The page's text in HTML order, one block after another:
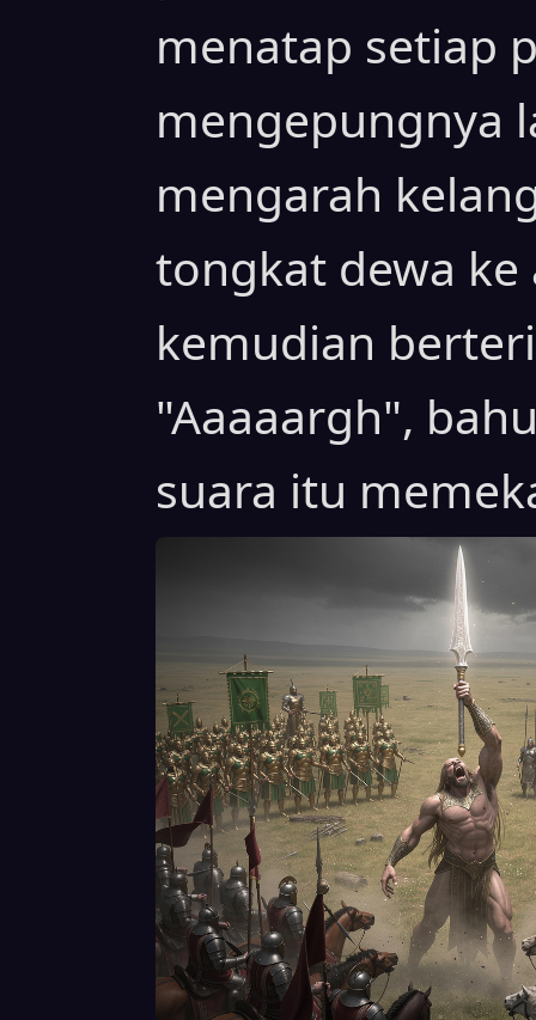
menatap setiap
mengepungnya
mengarah
tongkat dewa ke
kemudian
"Aaaaargh",
suara itu